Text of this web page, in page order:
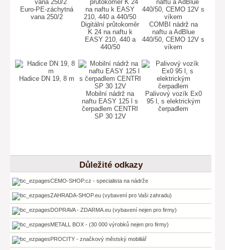
Euro-PE-záchytná
vana 250/2
Digitální průtokoměr
K 24 na naftu k
EASY 210, 440 a
440/50
COMBI nádrž na
naftu a AdBlue
440/50, CEMO 12V s
víkem
Hadice DN 19, 8 m
Mobilní nádrž na
naftu EASY 125 l s
čerpadlem CENTRI
SP 30 12V
Palivový vozík Ex0
95 l, s elektrickým
čerpadlem
Důležité odkazy
CEMO-SHOP.cz - specialista na nádrže
ZAHRADA-SHOP.eu (vybavení pro Vaši zahradu)
DOPRAVA - ZDARMA.eu (vybavení nejen pro firmy)
METALL BOX - (30 000 výrobků nejen pro firmy)
PROCITY - značkový městský mobiliář